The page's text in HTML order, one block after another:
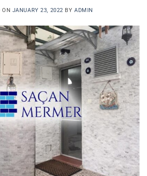
ON JANUARY 23, 2022 BY ADMIN